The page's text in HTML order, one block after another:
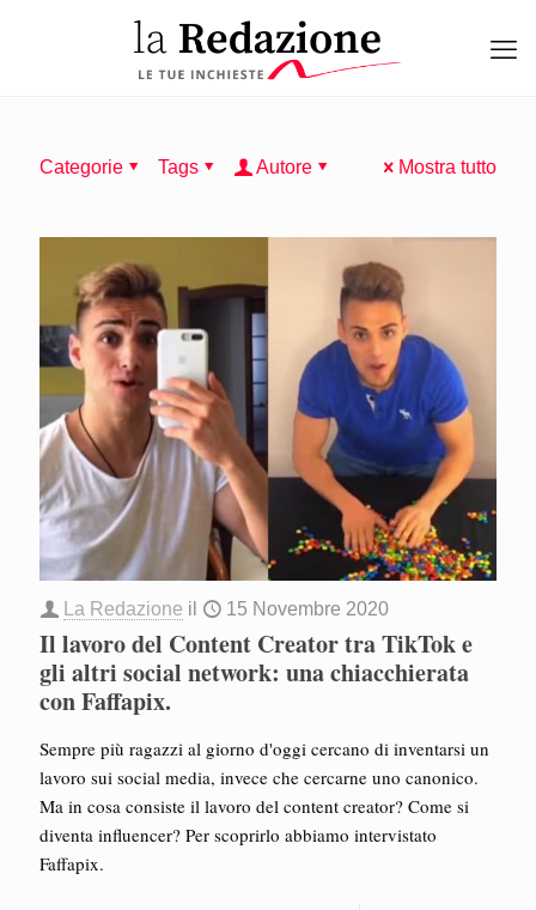
Categorie Tags Autore Mostra tutto
La Redazione il 15 Novembre 2020
Il lavoro del Content Creator tra TikTok e
gli altri social network: una chiacchierata
con Faffapix.
Sempre più ragazzi al giorno d'oggi cercano di inventarsi un
lavoro sui social media, invece che cercarne uno canonico.
Ma in cosa consiste il lavoro del content creator? Come si
diventa influencer? Per scoprirlo abbiamo intervistato
Faffapix.